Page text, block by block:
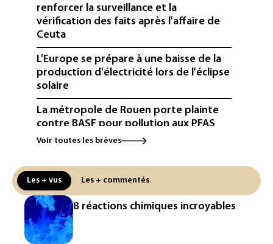
renforcer la surveillance et la
vérification des faits après l'affaire de
Ceuta
L'Europe se prépare à une baisse de la
production d'électricité lors de l'éclipse
solaire
La métropole de Rouen porte plainte
contre BASF pour pollution aux PFAS
Canicule: à l'arrêt depuis fin juillet, la
réseau
Véhicules de livraison autonomes: la
France ouvre la voie à leur
homologation
Voir toutes les brèves
Les + vus Les + commentés
8 réactions chimiques incroyables